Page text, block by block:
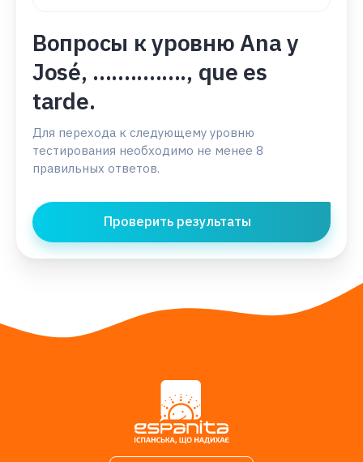
Вопросы к уровню Ana y
José, ..............., que es
tarde.
Для перехода к следующему уровню
тестирования необходимо не менее 8
правильных ответов.
Проверить результаты